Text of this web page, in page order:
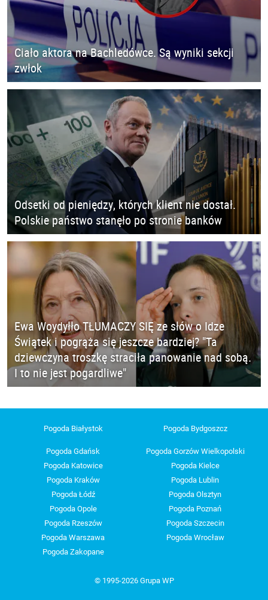
Ciało aktora na Bachledówce. Są wyniki sekcji
zwłok
Odsetki od pieniędzy, których klient nie dostał.
Polskie państwo stanęło po stronie banków
Ewa Woydyłło TŁUMACZY SIĘ ze słów o Idze
Świątek i pogrąża się jeszcze bardziej? "Ta
dziewczyna troszkę straciła panowanie nad sobą.
I to nie jest pogardliwe"
Pogoda Białystok Pogoda Bydgoszcz
Pogoda Gdańsk
Pogoda Gorzów Wielkopolski
Pogoda Katowice
Pogoda Kielce
Pogoda Kraków
Pogoda Lublin
Pogoda Łódź
Pogoda Olsztyn
Pogoda Opole
Pogoda Poznań
Pogoda Rzeszów
Pogoda Szczecin
Pogoda Warszawa
Pogoda Wrocław
Pogoda Zakopane
© 1995-2026 Grupa WP